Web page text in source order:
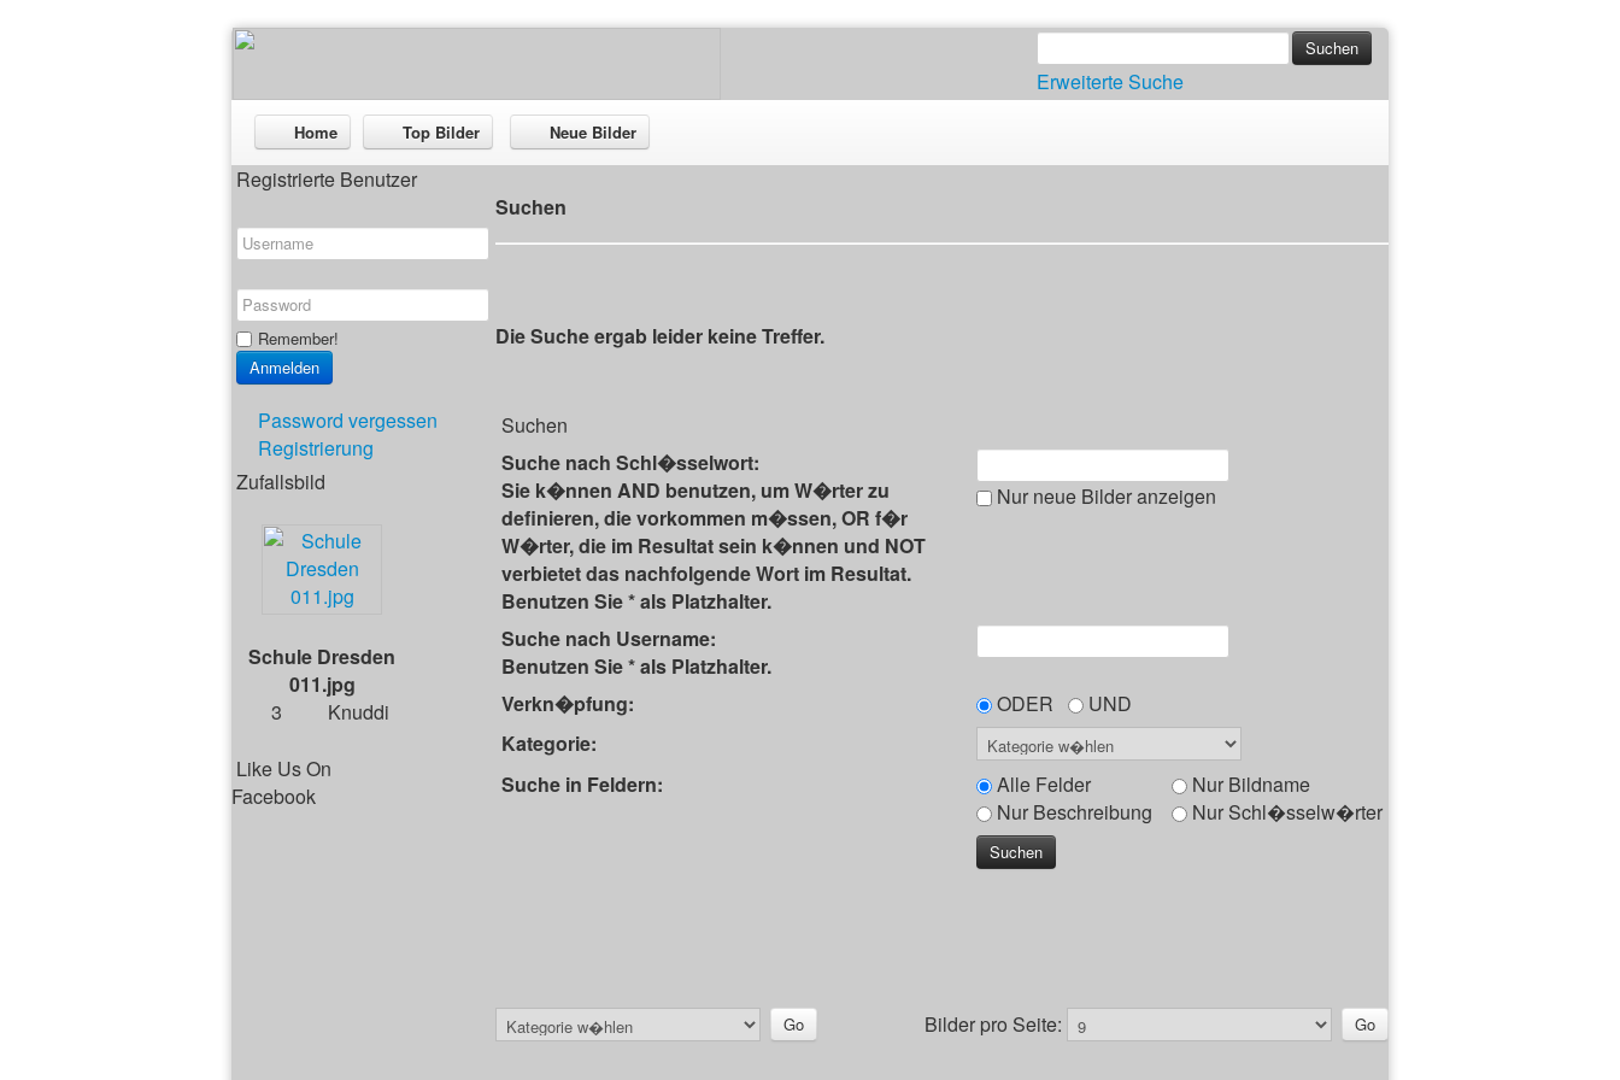
Erweiterte Suche
Home Top Bilder Neue Bilder
Registrierte Benutzer
Remember!
Password vergessen
Registrierung
Zufallsbild
Schule Dresden
011.jpg
3
Knuddi
Like Us On
Facebook
Suchen
Die Suche ergab leider keine Treffer.
Suchen
Suche nach Schl�sselwort:
Sie k�nnen AND benutzen, um W�rter zu
definieren, die vorkommen m�ssen, OR f�r
W�rter, die im Resultat sein k�nnen und NOT
verbietet das nachfolgende Wort im Resultat.
Benutzen Sie * als Platzhalter.
Nur neue Bilder anzeigen
Suche nach Username:
Benutzen Sie * als Platzhalter.
Verkn�pfung:
ODER
UND
Kategorie:
Suche in Feldern:
Alle Felder
Nur Bildname
Nur Beschreibung
Nur Schl�sselw�rter
Bilder pro Seite: